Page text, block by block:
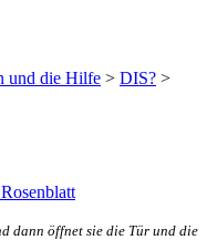
und die Hilfe > DIS? >
dann öffnet sie die Tür und die